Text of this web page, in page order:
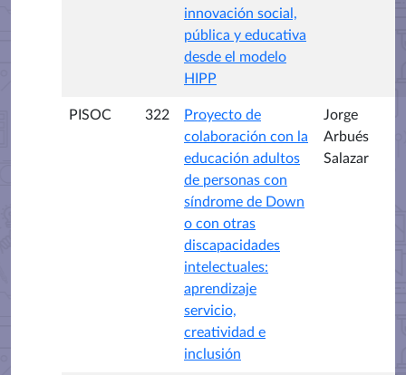
innovación social,
pública y educativa
desde el modelo
HIPP
PISOC 322
Proyecto de
colaboración con la
educación adultos
de personas con
síndrome de Down
o con otras
discapacidades
intelectuales:
aprendizaje
servicio,
creatividad e
inclusión
Jorge
Arbués
Salazar